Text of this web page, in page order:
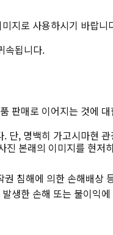
지로 사용하시기 바랍니
속됩니다.
판매로 이어지는 것에
, 명백히 가고시마현
본래의 이미지를 현저
침해에 의한 손해배상
한 손해 또는 불이익